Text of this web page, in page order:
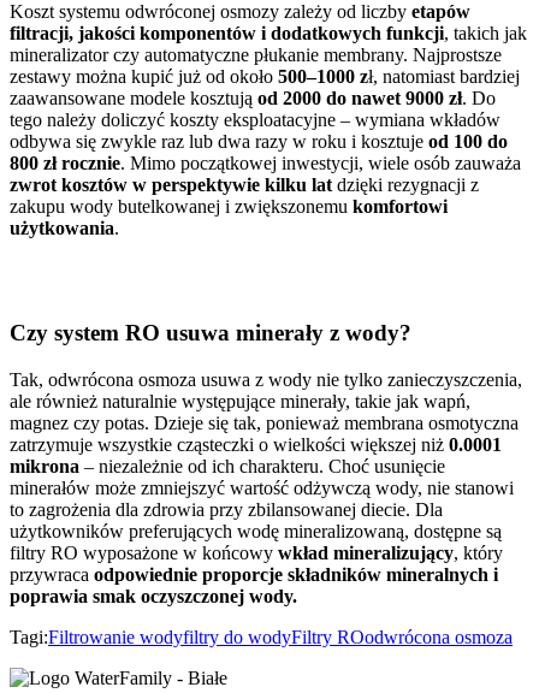
Koszt systemu odwróconej osmozy zależy od liczby etapów
filtracji, jakości komponentów i dodatkowych funkcji, takich jak
mineralizator czy automatyczne płukanie membrany. Najprostsze
zestawy można kupić już od około 500–1000 zł, natomiast bardziej
zaawansowane modele kosztują od 2000 do nawet 9000 zł. Do
tego należy doliczyć koszty eksploatacyjne – wymiana wkładów
odbywa się zwykle raz lub dwa razy w roku i kosztuje od 100 do
800 zł rocznie. Mimo początkowej inwestycji, wiele osób zauważa
zwrot kosztów w perspektywie kilku lat dzięki rezygnacji z
zakupu wody butelkowanej i zwiększonemu komfortowi
użytkowania.
Czy system RO usuwa minerały z wody?
Tak, odwrócona osmoza usuwa z wody nie tylko zanieczyszczenia,
ale również naturalnie występujące minerały, takie jak wapń,
magnez czy potas. Dzieje się tak, ponieważ membrana osmotyczna
zatrzymuje wszystkie cząsteczki o wielkości większej niż 0.0001
mikrona – niezależnie od ich charakteru. Choć usunięcie
minerałów może zmniejszyć wartość odżywczą wody, nie stanowi
to zagrożenia dla zdrowia przy zbilansowanej diecie. Dla
użytkowników preferujących wodę mineralizowaną, dostępne są
filtry RO wyposażone w końcowy wkład mineralizujący, który
przywraca odpowiednie proporcje składników mineralnych i
poprawia smak oczyszczonej wody.
Tagi:Filtrowanie wodyfiltry do wodyFiltry ROodwrócona osmoza